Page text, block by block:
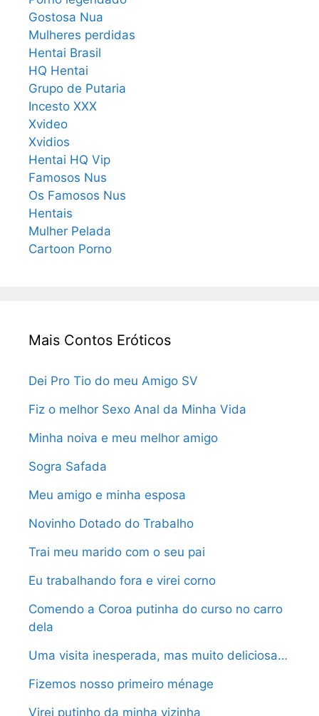
Gostosa Nua
Mulheres perdidas
Hentai Brasil
HQ Hentai
Grupo de Putaria
Incesto XXX
Xvideo
Xvidios
Hentai HQ Vip
Famosos Nus
Os Famosos Nus
Hentais
Mulher Pelada
Cartoon Porno
Mais Contos Eróticos
Dei Pro Tio do meu Amigo SV
Fiz o melhor Sexo Anal da Minha Vida
Minha noiva e meu melhor amigo
Sogra Safada
Meu amigo e minha esposa
Novinho Dotado do Trabalho
Trai meu marido com o seu pai
Eu trabalhando fora e virei corno
Comendo a Coroa putinha do curso no carro
dela
Uma visita inesperada, mas muito deliciosa…
Fizemos nosso primeiro ménage
Virei putinho da minha vizinha